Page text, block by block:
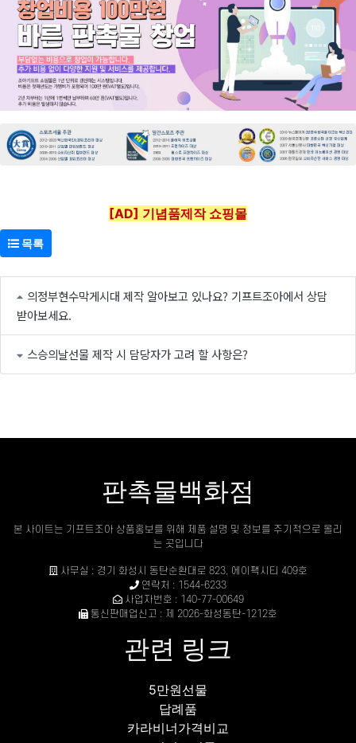
[AD] 기념품제작 쇼핑몰
목록
의정부현수막게시대 제작 알아보고 있나요? 기프트조아에서 상담
받아보세요.
스승의날선물 제작 시 담당자가 고려 할 사항은?
판촉물백화점
본 사이트는 기프트조아 상품홍보를 위해 제품 설명 및 정보를 주기적으로 올리
는 곳입니다
사무실 : 경기 화성시 동탄순환대로 823, 에이팩시티 409호
연락처 : 1544-6233
사업자번호 : 140-77-00649
통신판매업신고 : 제 2026-화성동탄-1212호
관련 링크
5만원선물
답례품
카라비너가격비교